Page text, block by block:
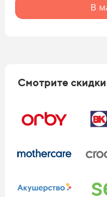
В
Смотрите